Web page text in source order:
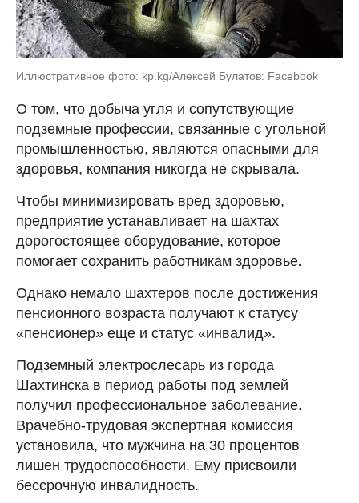
Иллюстративное фото: kp.kg/Алексей Булатов: Facebook
О том, что добыча угля и сопутствующие
подземные профессии, связанные с угольной
промышленностью, являются опасными для
здоровья, компания никогда не скрывала.
Чтобы минимизировать вред здоровью,
предприятие устанавливает на шахтах
дорогостоящее оборудование, которое
помогает сохранить работникам здоровье.
Однако немало шахтеров после достижения
пенсионного возраста получают к статусу
«пенсионер» еще и статус «инвалид».
Подземный электрослесарь из города
Шахтинска в период работы под землей
получил профессиональное заболевание.
Врачебно-трудовая экспертная комиссия
установила, что мужчина на 30 процентов
лишен трудоспособности. Ему присвоили
бессрочную инвалидность.